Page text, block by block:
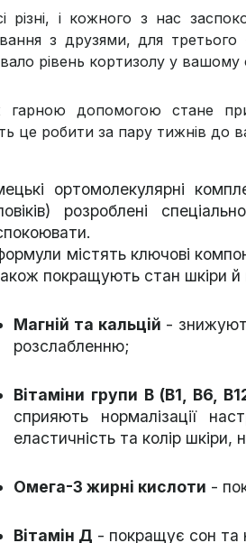
різні, і кожного з нас
з друзями, для
рівень кортизолу у вашому
гарною допомогою стане
це робити за пару тижнів до
ортомолекулярні
розроблені
містять ключові
покращують стан шкіри й
Магній та кальцій -
розслабленню;
Вітаміни групи B (B1, B6,
сприяють нормалізації
еластичність та колір
Омега-3 жирні кислоти -
Вітамін Д - покращує сон та